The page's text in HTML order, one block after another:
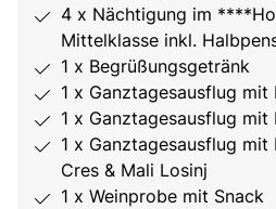
4 x Nächtigung im
Mittelklasse inkl.
1 x Begrüßungsgetränk
1 x Ganztagesausflug mit
1 x Ganztagesausflug mit
1 x Ganztagesausflug mit
Cres & Mali Losinj
1 x Weinprobe mit Snack